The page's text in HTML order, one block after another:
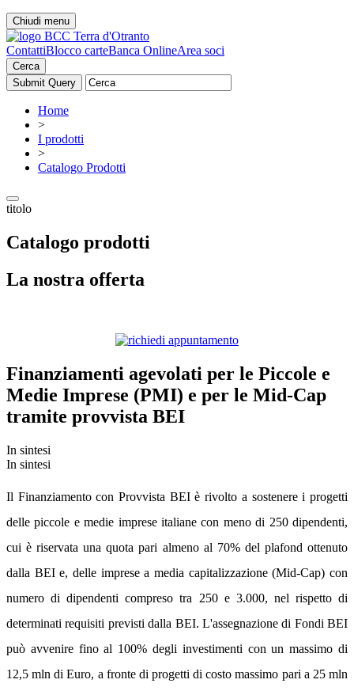
Chiudi menu
ContattiBlocco carteBanca OnlineArea soci
Cerca
Home
>
I prodotti
>
Catalogo Prodotti
titolo
Catalogo prodotti
La nostra offerta
Finanziamenti agevolati per le Piccole e
Medie Imprese (PMI) e per le Mid-Cap
tramite provvista BEI
In sintesi
In sintesi
Il Finanziamento con Provvista BEI è rivolto a sostenere i progetti
delle piccole e medie imprese italiane con meno di 250 dipendenti,
cui è riservata una quota pari almeno al 70% del plafond ottenuto
dalla BEI e, delle imprese a media capitalizzazione (Mid-Cap) con
numero di dipendenti compreso tra 250 e 3.000, nel rispetto di
determinati requisiti previsti dalla BEI. L'assegnazione di Fondi BEI
può avvenire fino al 100% degli investimenti con un massimo di
12,5 mln di Euro, a fronte di progetti di costo massimo pari a 25 mln